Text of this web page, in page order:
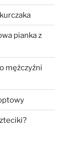
pianka z
mężczyźni